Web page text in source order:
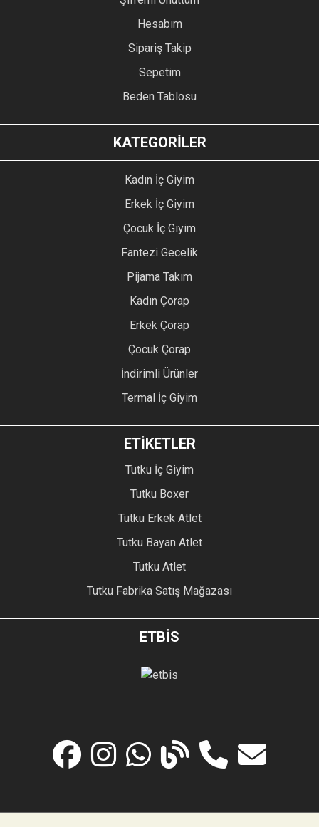
Hesabım
Sipariş Takip
Sepetim
Beden Tablosu
KATEGORİLER
Kadın İç Giyim
Erkek İç Giyim
Çocuk İç Giyim
Fantezi Gecelik
Pijama Takım
Kadın Çorap
Erkek Çorap
Çocuk Çorap
İndirimli Ürünler
Termal İç Giyim
ETİKETLER
Tutku İç Giyim
Tutku Boxer
Tutku Erkek Atlet
Tutku Bayan Atlet
Tutku Atlet
Tutku Fabrika Satış Mağazası
ETBİS